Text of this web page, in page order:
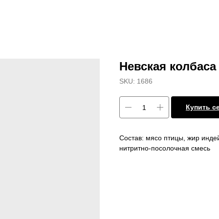
Невская
SKU: 1686
Купить
Состав: мясо птицы, жир
нитритно-посолочная смесь